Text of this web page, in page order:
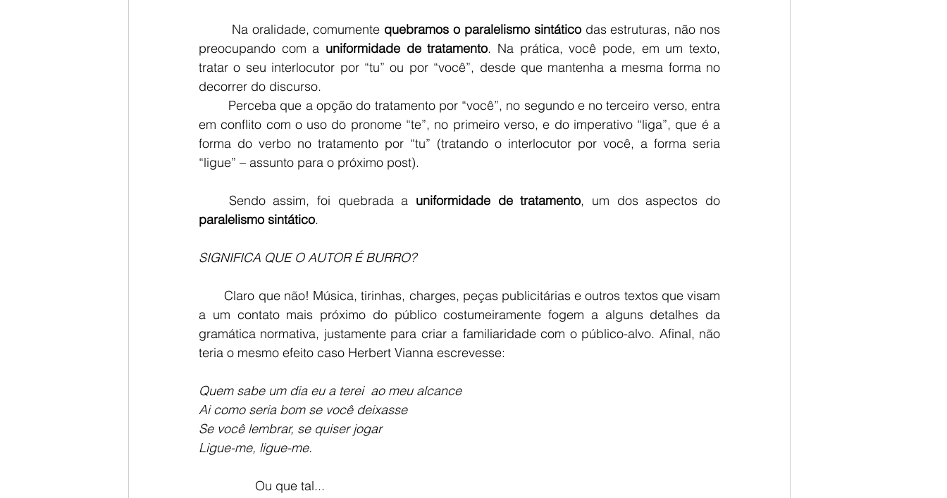
        Na oralidade, comumente
quebramos o paralelismo sintático das estruturas, não nos
preocupando com a uniformidade de tratamento. Na prática, você pode, em um texto,
tratar o seu interlocutor por “tu” ou por “você”, desde que mantenha a mesma forma no
decorrer do discurso.
em conflito com o uso do pronome “te”, no primeiro verso, e do imperativo “liga”, que é a
forma do verbo no tratamento por “tu” (tratando o interlocutor por você, a forma seria
“ligue” – assunto para o próximo post).
    Sendo assim, foi quebrada a
uniformidade de tratamento
paralelismo sintático.
SIGNIFICA QUE O AUTOR É BURRO?
       Claro que não! Música, tirinhas, charges, peças publicitárias e outros textos que visam
a um contato mais próximo do público costumeiramente fogem a alguns detalhes da
gramática normativa, justamente para criar a familiaridade com o público-alvo. Afinal, não
teria o mesmo efeito caso Herbert Vianna escrevesse:
Quem sabe um dia eu a terei  ao meu alcance
Ai como seria bom se você deixasse
Se você lembrar, se quiser jogar
Ligue-me, ligue-me.
                Ou que tal...